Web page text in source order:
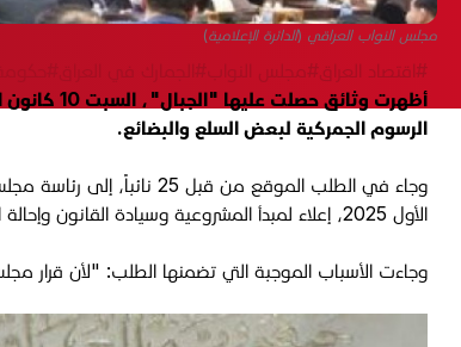
مجلس النواب العراقي (الدائرة الإعلامية)
#اقتصاد العراق#مجلس النواب#الجمارك في العراق
الرسوم الجمركية لبعض السلع والبضائع.
الأول 2025، إعلاء لمبدأ المشروعية وسيادة القانون وإحالة الموضوع إلى الحكومة القادمة ضمن منهاجها الوزاري".
وجاءت الأسباب الموجبة التي تضمنها الطلب: "لأن قرار